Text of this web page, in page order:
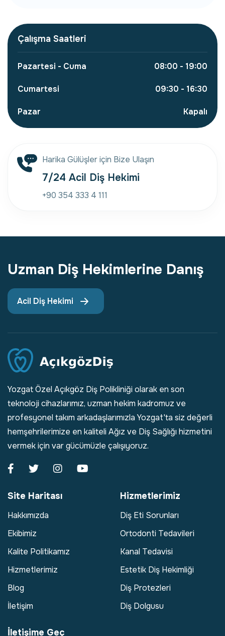
Çalışma Saatleri
Pazartesi - Cuma 08:00 - 19:00
Cumartesi 09:30 - 16:30
Pazar Kapalı
Harika Gülüşler için Bize Ulaşın
7/24 Acil Diş Hekimi
+90 354 333 4 111
Uzman Diş Hekimlerine Danış
Acil Diş Hekimi
Yozgat Özel Açıkgöz Diş Polikliniği olarak en son
teknoloji cihazlarımız, uzman hekim kadromuz ve
profesyonel takım arkadaşlarımızla Yozgat'ta siz değerli
hemşehrilerimize en kaliteli Ağız ve Diş Sağlığı hizmetini
vermek için var gücümüzle çalışıyoruz.
Site Haritası
Hakkımızda
Ekibimiz
Kalite Politikamız
Hizmetlerimiz
Blog
İletişim
Hizmetlerimiz
Diş Eti Sorunları
Ortodonti Tedavileri
Kanal Tedavisi
Estetik Diş Hekimliği
Diş Protezleri
Diş Dolgusu
İletişime Geç